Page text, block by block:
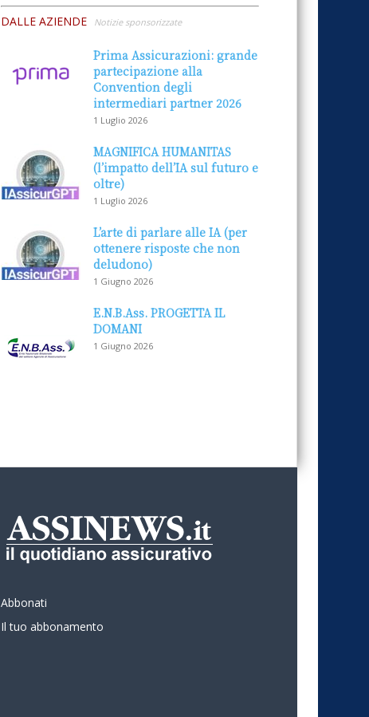
DALLE AZIENDE Notizie sponsorizzate
Prima Assicurazioni: grande
partecipazione alla
Convention degli
intermediari partner 2026
1 Luglio 2026
MAGNIFICA HUMANITAS
(l’impatto dell’IA sul futuro e
oltre)
1 Luglio 2026
L’arte di parlare alle IA (per
ottenere risposte che non
deludono)
1 Giugno 2026
E.N.B.Ass. PROGETTA IL
DOMANI
1 Giugno 2026
Abbonati
Il tuo abbonamento